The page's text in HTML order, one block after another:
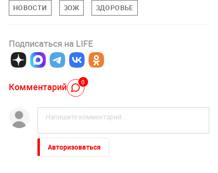
НОВОСТИ ЗОЖ ЗДОРОВЬЕ
Подписаться на LIFE
Комментарий 0
Авторизоваться